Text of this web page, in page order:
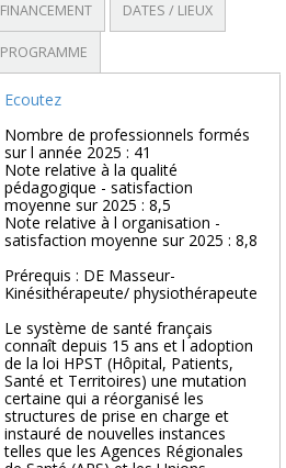
FINANCEMENT DATES / LIEUX
PROGRAMME
Ecoutez
Nombre de professionnels formés
sur l année 2025 : 41
Note relative à la qualité
pédagogique - satisfaction
moyenne sur 2025 : 8,5
Note relative à l organisation -
satisfaction moyenne sur 2025 : 8,8
Prérequis : DE Masseur-
Kinésithérapeute/ physiothérapeute
Le système de santé français
connaît depuis 15 ans et l adoption
de la loi HPST (Hôpital, Patients,
Santé et Territoires) une mutation
certaine qui a réorganisé les
structures de prise en charge et
instauré de nouvelles instances
telles que les Agences Régionales